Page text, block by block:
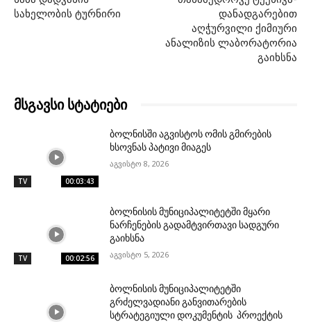
სახელობის ტურნირი
დანადგარებით
აღჭურვილი ქიმიური
ანალიზის ლაბორატორია
გაიხსნა
მსგავსი სტატიები
TV 00:03:43
ბოლნისში აგვისტოს ომის გმირების
ხსოვნას პატივი მიაგეს
აგვისტო 8, 2026
TV 00:02:56
ბოლნისის მუნიციპალიტეტში მყარი
ნარჩენების გადამტვირთავი სადგური
გაიხსნა
აგვისტო 5, 2026
ბოლნისის მუნიციპალიტეტში
გრძელვადიანი განვითარების
სტრატეგიული დოკუმენტის პროექტის